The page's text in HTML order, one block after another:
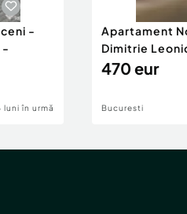
-
-
luni în urmă
Apartament
Dimitrie
470 eur
Bucuresti